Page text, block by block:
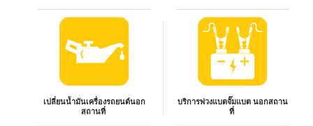
เปลี่ยนน้ำมันเครื่องรถยนต์นอก
สถานที่
บริการพ่วงแบตจั๊มแบต นอกสถาน
ที่